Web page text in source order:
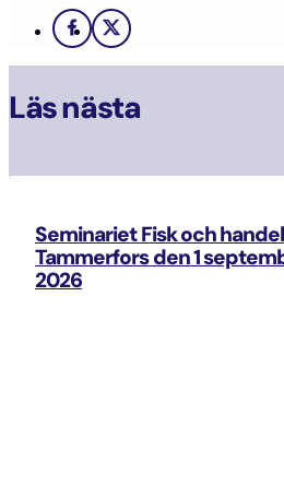
Facebook
X
Läs nästa
Seminariet Fisk och
Tammerfors den 1
2026